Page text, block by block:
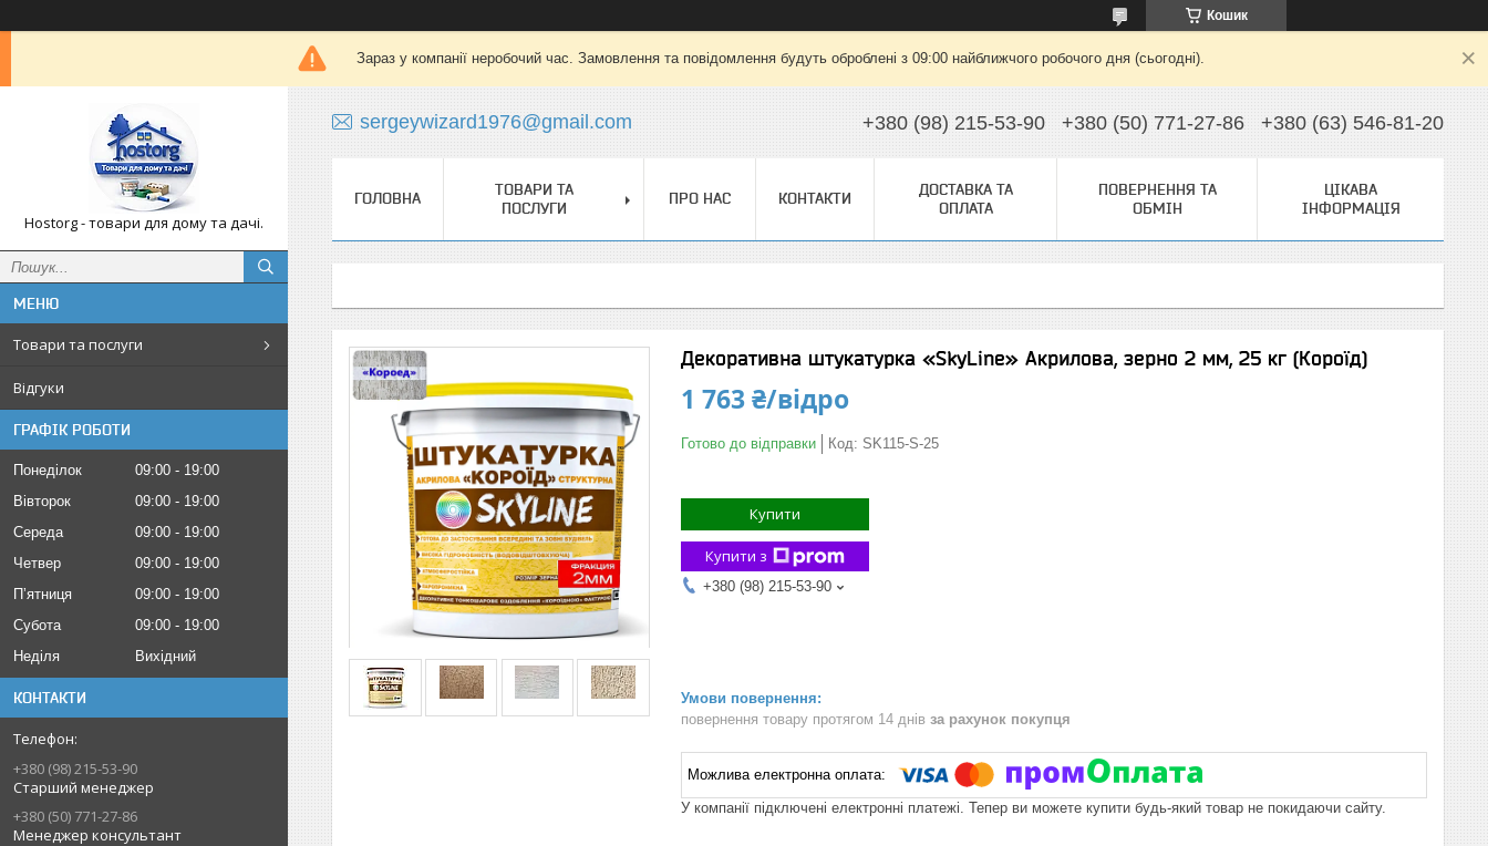
Кошик
Зараз у компанії неробочий час. Замовлення та повідомлення будуть оброблені з 09:00 найближчого робочого дня (сьогодні).
Hostorg - товари для дому та дачі.
Товари та послуги
Відгуки
ГРАФІК РОБОТИ
Понеділок 09:00
19:00
Вівторок
09:00
19:00
Середа
09:00
19:00
Четвер
09:00
19:00
Пʼятниця
09:00
19:00
Субота
09:00
19:00
Неділя
Вихідний
КОНТАКТИ
+380 (98) 215-53-90
Старший менеджер
+380 (50) 771-27-86
Менеджер консультант
sergeywizard1976@gmail.com +380 (98) 215-53-90 +380 (50) 771-27-86 +380 (63) 546-81-20
ГОЛОВНА
ТОВАРИ ТА
ПОСЛУГИ
ПРО НАС КОНТАКТИ
ДОСТАВКА ТА
ОПЛАТА
ПОВЕРНЕННЯ ТА
ОБМІН
ЦІКАВА
ІНФОРМАЦІЯ
Декоративна штукатурка «SkyLine» Акрилова, зерно 2 мм, 25 кг (Короїд)
1 763 ₴/відро
Готово до відправки Код: SK115-S-25
Купити
Купити з
+380 (98) 215-53-90
повернення товару протягом 14 днів за рахунок покупця
У компанії підключені електронні платежі. Тепер ви можете купити будь-який товар не покидаючи сайту.